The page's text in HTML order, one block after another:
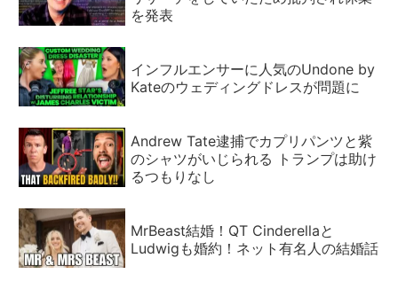
を発表
インフルエンサーに人気のUndone by
Kateのウェディングドレスが問題に
Andrew Tate逮捕でカプリパンツと紫
のシャツがいじられる トランプは助け
るつもりなし
MrBeast結婚！QT Cinderellaと
Ludwigも婚約！ネット有名人の結婚話